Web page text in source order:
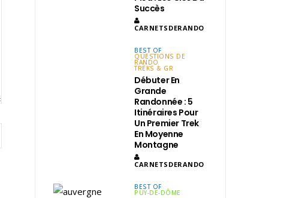
Succès
CARNETSDERANDO
BEST OF
QUESTIONS DE
RANDO
TREKS & GR
Débuter En
Grande
Randonnée : 5
Itinéraires Pour
Un Premier Trek
En Moyenne
Montagne
CARNETSDERANDO
BEST OF
PUY-DE-DÔME